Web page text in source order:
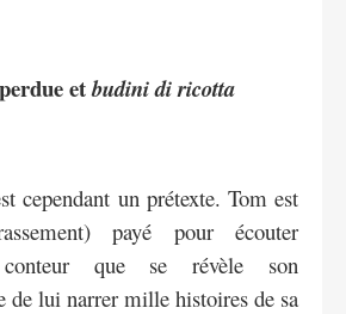
etbudini di ricotta
cependant un prétexte. Tom est
payé pour écouter
conteur que se révèle son
de lui narrer mille histoires de sa